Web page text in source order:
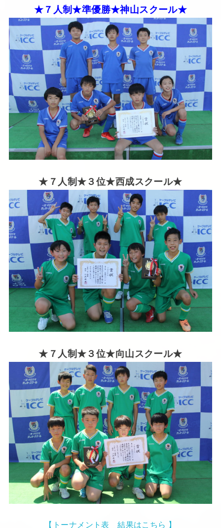
★７人制★準優勝★神山スクール★
★７人制★３位★西成スクール★
★７人制★３位★向山スクール★
【トーナメント表 結果はこちら 】